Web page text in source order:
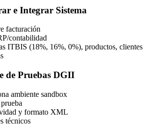
e Integrar Sistema
facturación
contabilidad
ITBIS (18%, 16%, 0%), productos, clientes
de Pruebas DGII
ambiente sandbox
y formato XML
técnicos